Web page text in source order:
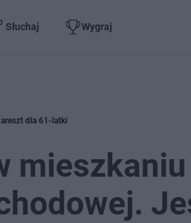
Słuchaj Wygraj
dla 61-latki